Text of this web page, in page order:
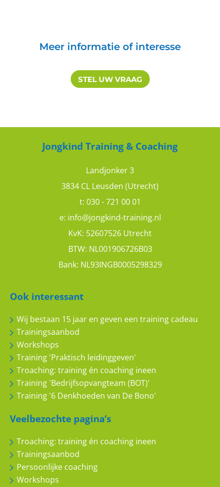
Meer informatie of interesse
STEL UW VRAAG
Jongkind Training & Coaching
Landjonker 3
3834 CL Leusden (Utrecht)
t: 030 - 721 00 01
e: info@jongkind-training.nl
KvK: 52607526 Utrecht
BTW: NL001906726B03
Bank: NL93INGB0005298329
Ook interessant
Wij bestaan 15 jaar en geven een training cadeau
Trainingsaanbod
Workshops
Training 'Praktisch leidinggeven'
Troaching: training én coaching ineen
Training 'Bedrijfsopvangteam (BOT)'
Training '6 Denkhoeden van De Bono'
Veelbezochte pagina’s
Troaching: training én coaching ineen
Trainingsaanbod
Persoonlijke coaching
Workshops